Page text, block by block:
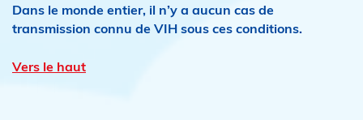
Dans le monde entier, il n’y a aucun cas de
transmission connu de VIH sous ces conditions.
Vers le haut